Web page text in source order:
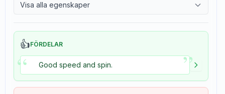
Visa alla egenskaper
👍FÖRDELAR
“ Good speed and spin. ”